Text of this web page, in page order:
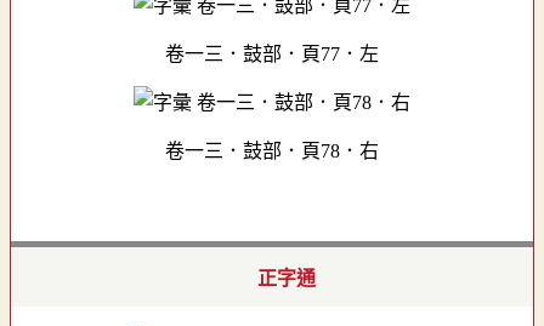
卷一三．鼓部．頁77．左
卷一三．鼓部．頁78．右
正字通